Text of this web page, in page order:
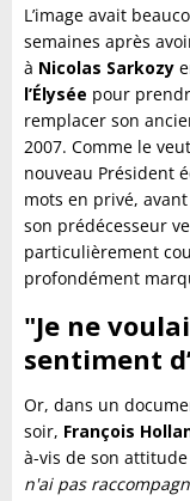
L’image avait
semaines après
à Nicolas Sarkozy
l’Élysée pour
remplacer son
2007. Comme le
nouveau Président
mots en privé,
son prédécesseur
particulièrement
profondément
"Je ne
sentiment
Or, dans un
soir, François
à-vis de son
n'ai pas